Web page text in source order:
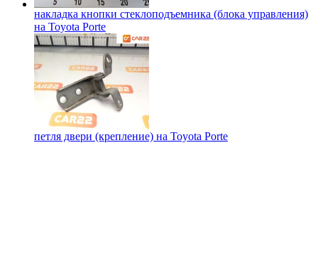
накладка кнопки стеклоподъемника (блока управления)
на Toyota Porte
петля двери (крепление) на Toyota Porte